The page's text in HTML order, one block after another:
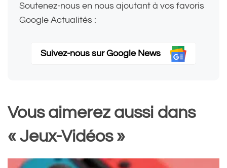
Soutenez-nous en nous ajoutant à vos favoris
Google Actualités :
Suivez-nous sur Google News
Vous aimerez aussi dans
« Jeux-Vidéos »